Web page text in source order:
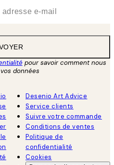
pour savoir comment nous
données
Desenio Art Advice
Service clients
Suivre votre commande
Conditions de ventes
Politique de
confidentialité
Cookies